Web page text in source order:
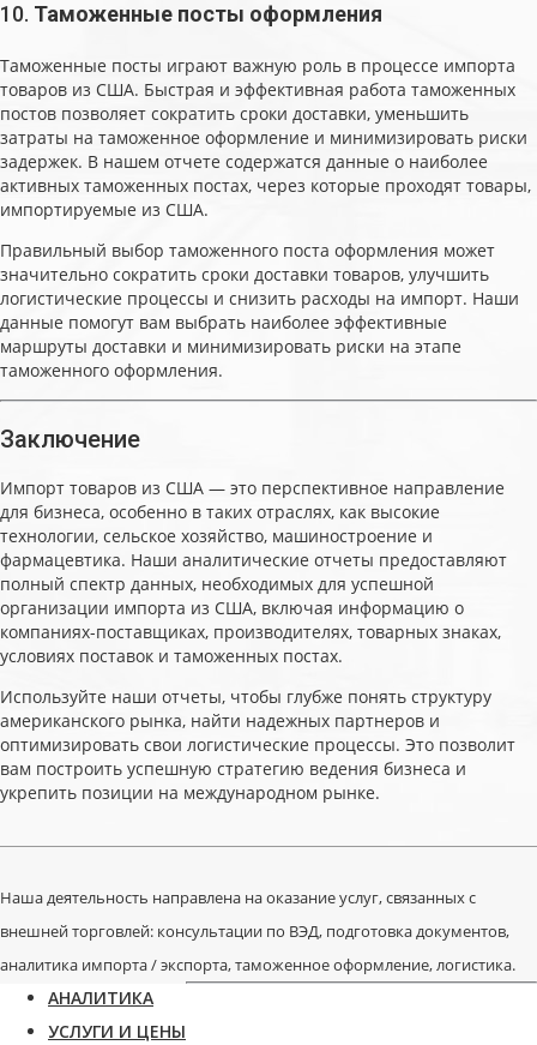
10. Таможенные посты оформления
Таможенные посты играют важную роль в процессе импорта
товаров из США. Быстрая и эффективная работа таможенных
постов позволяет сократить сроки доставки, уменьшить
затраты на таможенное оформление и минимизировать риски
задержек. В нашем отчете содержатся данные о наиболее
активных таможенных постах, через которые проходят товары,
импортируемые из США.
Правильный выбор таможенного поста оформления может
значительно сократить сроки доставки товаров, улучшить
логистические процессы и снизить расходы на импорт. Наши
данные помогут вам выбрать наиболее эффективные
маршруты доставки и минимизировать риски на этапе
таможенного оформления.
Заключение
Импорт товаров из США — это перспективное направление
для бизнеса, особенно в таких отраслях, как высокие
технологии, сельское хозяйство, машиностроение и
фармацевтика. Наши аналитические отчеты предоставляют
полный спектр данных, необходимых для успешной
организации импорта из США, включая информацию о
компаниях-поставщиках, производителях, товарных знаках,
условиях поставок и таможенных постах.
Используйте наши отчеты, чтобы глубже понять структуру
американского рынка, найти надежных партнеров и
оптимизировать свои логистические процессы. Это позволит
вам построить успешную стратегию ведения бизнеса и
укрепить позиции на международном рынке.
Наша деятельность направлена на оказание услуг, связанных с
внешней торговлей: консультации по ВЭД, подготовка документов,
аналитика импорта / экспорта, таможенное оформление, логистика.
АНАЛИТИКА
УСЛУГИ И ЦЕНЫ